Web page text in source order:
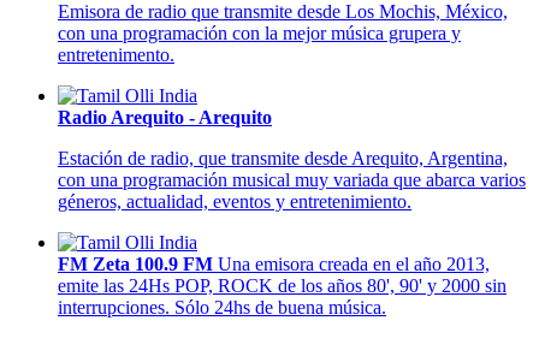
Emisora de radio que transmite desde Los Mochis, México,
con una programación con la mejor música grupera y
entretenimento.
Radio Arequito - Arequito
Estación de radio, que transmite desde Arequito, Argentina,
con una programación musical muy variada que abarca varios
géneros, actualidad, eventos y entretenimiento.
FM Zeta 100.9 FM Una emisora creada en el año 2013,
emite las 24Hs POP, ROCK de los años 80', 90' y 2000 sin
interrupciones. Sólo 24hs de buena música.